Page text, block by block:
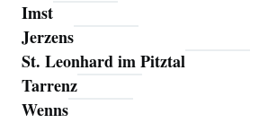
Imst
Jerzens
St. Leonhard im Pitztal
Tarrenz
Wenns